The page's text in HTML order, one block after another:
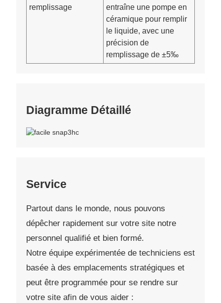
remplissage
entraîne une pompe en
céramique pour remplir
le liquide, avec une
précision de
remplissage de ±5‰
Diagramme Détaillé
Service
Partout dans le monde, nous pouvons
dépêcher rapidement sur votre site notre
personnel qualifié et bien formé.
Notre équipe expérimentée de techniciens est
basée à des emplacements stratégiques et
peut être programmée pour se rendre sur
votre site afin de vous aider :